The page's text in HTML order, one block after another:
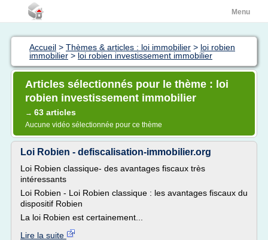
Menu
Accueil > Thèmes & articles : loi immobilier > loi robien
immobilier > loi robien investissement immobilier
Articles sélectionnés pour le thème : loi
robien investissement immobilier
→ 63 articles
Aucune vidéo sélectionnée pour ce thème
Loi Robien - defiscalisation-immobilier.org
Loi Robien classique- des avantages fiscaux très
intéressants
Loi Robien - Loi Robien classique : les avantages fiscaux du
dispositif Robien
La loi Robien est certainement...
Lire la suite